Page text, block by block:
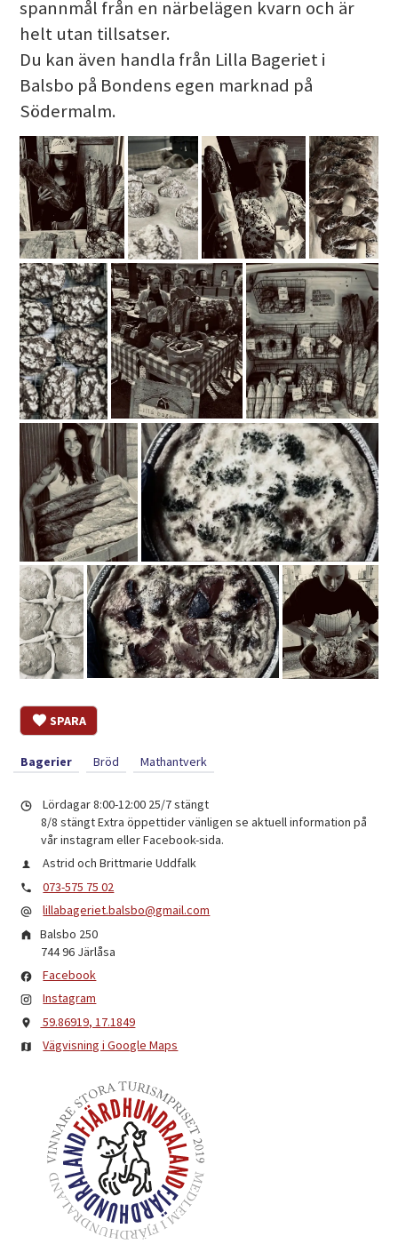
spannmål från en närbelägen kvarn och är
helt utan tillsatser.
Du kan även handla från Lilla Bageriet i
Balsbo på Bondens egen marknad på
Södermalm.
SPARA
Bagerier Bröd Mathantverk
Lördagar 8:00-12:00 25/7 stängt
8/8 stängtExtra öppettider vänligen se aktuell information på
vår instagram eller Facebook-sida.
Astrid och Brittmarie Uddfalk
073-575 75 02
lillabageriet.balsbo@gmail.com
Balsbo 250
744 96 Järlåsa
Facebook
Instagram
59.86919, 17.1849
Vägvisning i Google Maps